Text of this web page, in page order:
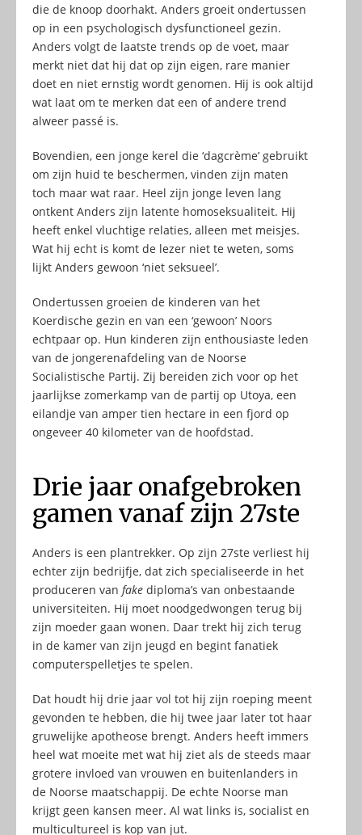
die de knoop doorhakt. Anders groeit ondertussen
op in een psychologisch dysfunctioneel gezin.
Anders volgt de laatste trends op de voet, maar
merkt niet dat hij dat op zijn eigen, rare manier
doet en niet ernstig wordt genomen. Hij is ook altijd
wat laat om te merken dat een of andere trend
alweer passé is.
Bovendien, een jonge kerel die ‘dagcrème’ gebruikt
om zijn huid te beschermen, vinden zijn maten
toch maar wat raar. Heel zijn jonge leven lang
ontkent Anders zijn latente homoseksualiteit. Hij
heeft enkel vluchtige relaties, alleen met meisjes.
Wat hij echt is komt de lezer niet te weten, soms
lijkt Anders gewoon ‘niet seksueel’.
Ondertussen groeien de kinderen van het
Koerdische gezin en van een ‘gewoon’ Noors
echtpaar op. Hun kinderen zijn enthousiaste leden
van de jongerenafdeling van de Noorse
Socialistische Partij. Zij bereiden zich voor op het
jaarlijkse zomerkamp van de partij op Utoya, een
eilandje van amper tien hectare in een fjord op
ongeveer 40 kilometer van de hoofdstad.
Drie jaar onafgebroken
gamen vanaf zijn 27ste
Anders is een plantrekker. Op zijn 27ste verliest hij
echter zijn bedrijfje, dat zich specialiseerde in het
produceren van fake diploma’s van onbestaande
universiteiten. Hij moet noodgedwongen terug bij
zijn moeder gaan wonen. Daar trekt hij zich terug
in de kamer van zijn jeugd en begint fanatiek
computerspelletjes te spelen.
Dat houdt hij drie jaar vol tot hij zijn roeping meent
gevonden te hebben, die hij twee jaar later tot haar
gruwelijke apotheose brengt. Anders heeft immers
heel wat moeite met wat hij ziet als de steeds maar
grotere invloed van vrouwen en buitenlanders in
de Noorse maatschappij. De echte Noorse man
krijgt geen kansen meer. Al wat links is, socialist en
multicultureel is kop van jut.